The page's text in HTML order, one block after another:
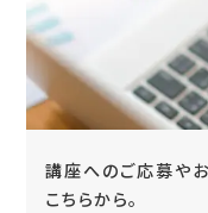
講座へのご応募や
こちらから。